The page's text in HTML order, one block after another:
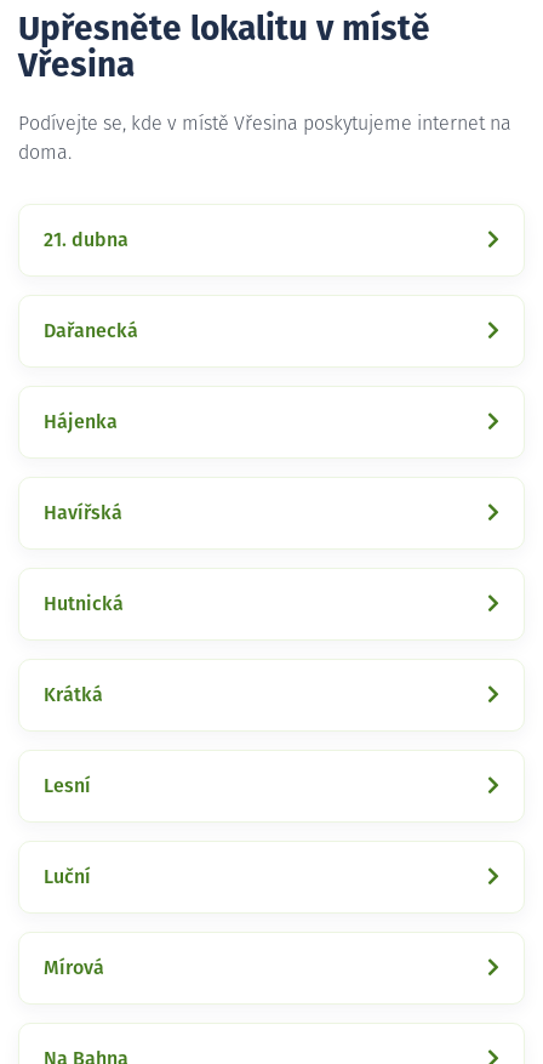
Upřesněte lokalitu v místě
Vřesina
Podívejte se, kde v místě Vřesina poskytujeme internet na
doma.
21. dubna
Dařanecká
Hájenka
Havířská
Hutnická
Krátká
Lesní
Luční
Mírová
Na Bahna